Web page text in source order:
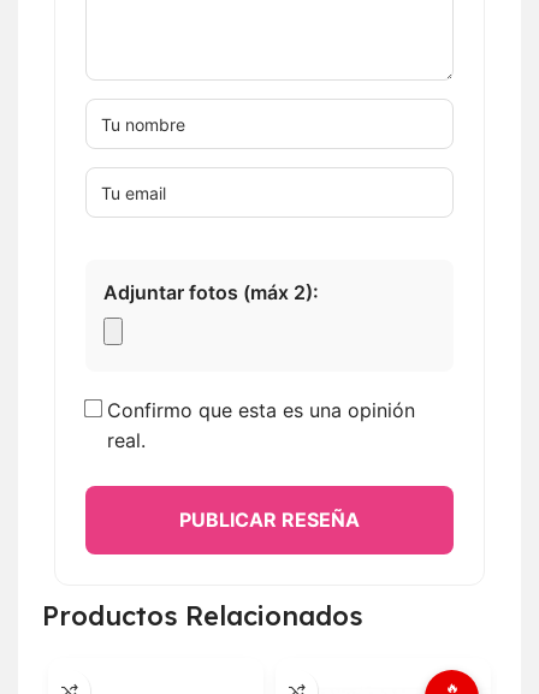
Adjuntar fotos (máx 2):
Confirmo que esta es una opinión
real.
PUBLICAR RESEÑA
Productos Relacionados
🔥